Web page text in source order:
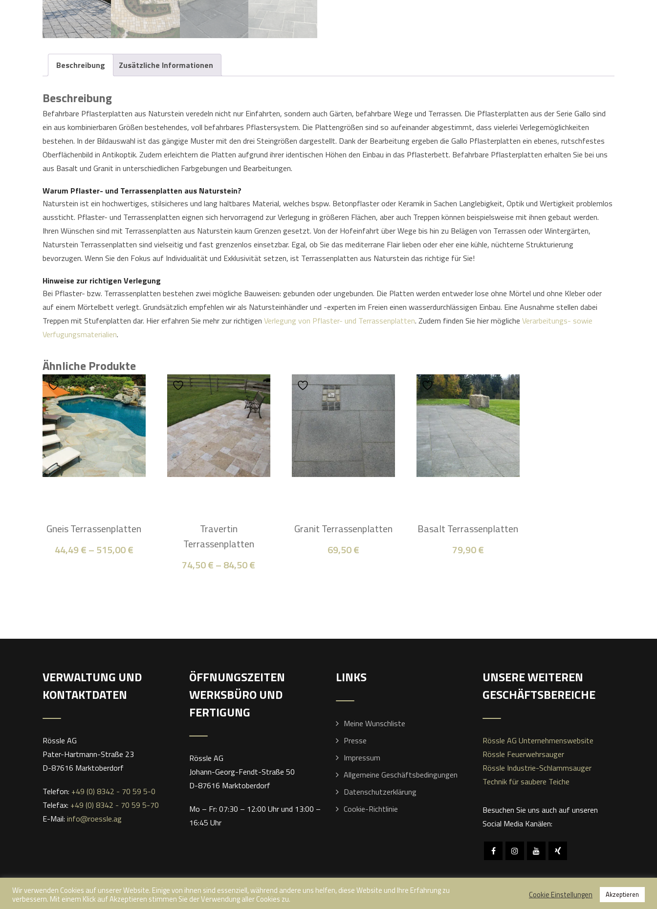
Beschreibung Zusätzliche Informationen
Beschreibung
Befahrbare Pflasterplatten aus Naturstein veredeln nicht nur Einfahrten, sondern auch Gärten, befahrbare Wege und Terrassen. Die Pflasterplatten aus der Serie Gallo sind
ein aus kombinierbaren Größen bestehendes, voll befahrbares Pflastersystem. Die Plattengrößen sind so aufeinander abgestimmt, dass vielerlei Verlegemöglichkeiten
bestehen. In der Bildauswahl ist das gängige Muster mit den drei Steingrößen dargestellt. Dank der Bearbeitung ergeben die Gallo Pflasterplatten ein ebenes, rutschfestes
Oberflächenbild in Antikoptik. Zudem erleichtern die Platten aufgrund ihrer identischen Höhen den Einbau in das Pflasterbett. Befahrbare Pflasterplatten erhalten Sie bei uns
aus Basalt und Granit in unterschiedlichen Farbgebungen und Bearbeitungen.
Warum Pflaster- und Terrassenplatten aus Naturstein?
Naturstein ist ein hochwertiges, stilsicheres und lang haltbares Material, welches bspw. Betonpflaster oder Keramik in Sachen Langlebigkeit, Optik und Wertigkeit problemlos
aussticht. Pflaster- und Terrassenplatten eignen sich hervorragend zur Verlegung in größeren Flächen, aber auch Treppen können beispielsweise mit ihnen gebaut werden.
Ihren Wünschen sind mit Terrassenplatten aus Naturstein kaum Grenzen gesetzt. Von der Hofeinfahrt über Wege bis hin zu Belägen von Terrassen oder Wintergärten,
Naturstein Terrassenplatten sind vielseitig und fast grenzenlos einsetzbar. Egal, ob Sie das mediterrane Flair lieben oder eher eine kühle, nüchterne Strukturierung
bevorzugen. Wenn Sie den Fokus auf Individualität und Exklusivität setzen, ist Terrassenplatten aus Naturstein das richtige für Sie!
Hinweise zur richtigen Verlegung
Bei Pflaster- bzw. Terrassenplatten bestehen zwei mögliche Bauweisen: gebunden oder ungebunden. Die Platten werden entweder lose ohne Mörtel und ohne Kleber oder
auf einem Mörtelbett verlegt. Grundsätzlich empfehlen wir als Natursteinhändler und -experten im Freien einen wasserdurchlässigen Einbau. Eine Ausnahme stellen dabei
Treppen mit Stufenplatten dar. Hier erfahren Sie mehr zur richtigen Verlegung von Pflaster- und Terrassenplatten. Zudem finden Sie hier mögliche Verarbeitungs- sowie
Verfugungsmaterialien.
Ähnliche Produkte
Gneis Terrassenplatten
44,49€–515,00€
Travertin
Terrassenplatten
74,50€–84,50€
Granit Terrassenplatten
69,50€
Basalt Terrassenplatten
79,90€
VERWALTUNG UND
KONTAKTDATEN
Rössle AG
Pater-Hartmann-Straße 23
D-87616 Marktoberdorf
Telefon: +49 (0) 8342 - 70 59 5-0
Telefax: +49 (0) 8342 - 70 59 5-70
E-Mail: info@roessle.ag
ÖFFNUNGSZEITEN
WERKSBÜRO UND
FERTIGUNG
Rössle AG
Johann-Georg-Fendt-Straße 50
D-87616 Marktoberdorf
Mo – Fr: 07:30 – 12:00 Uhr und 13:00 –
16:45 Uhr
LINKS
Meine Wunschliste
Presse
Impressum
Allgemeine Geschäftsbedingungen
Datenschutzerklärung
Cookie-Richtlinie
UNSERE WEITEREN
GESCHÄFTSBEREICHE
Rössle AG Unternehmenswebsite
Rössle Feuerwehrsauger
Rössle Industrie-Schlammsauger
Technik für saubere Teiche
Besuchen Sie uns auch auf unseren
Social Media Kanälen:
© Copyright 2022 nature-stone.de | Rössle AG - Natursteine
Wir verwenden Cookies auf unserer Website. Einige von ihnen sind essenziell, während andere uns helfen, diese Website und Ihre Erfahrung zu
verbessern. Mit einem Klick auf Akzeptieren stimmen Sie der Verwendung aller Cookies zu. Cookie Einstellungen Akzeptieren